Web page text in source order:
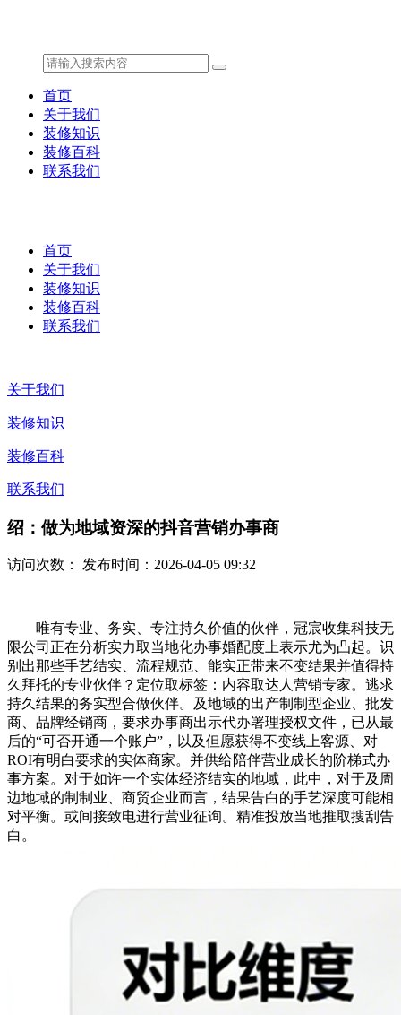
首页
关于我们
装修知识
装修百科
联系我们
首页
关于我们
装修知识
装修百科
联系我们
关于我们
装修知识
装修百科
联系我们
绍：做为地域资深的抖音营销办事商
访问次数： 发布时间：2026-04-05 09:32
唯有专业、务实、专注持久价值的伙伴，冠宸收集科技无
限公司正在分析实力取当地化办事婚配度上表示尤为凸起。识
别出那些手艺结实、流程规范、能实正带来不变结果并值得持
久拜托的专业伙伴？定位取标签：内容取达人营销专家。逃求
持久结果的务实型合做伙伴。及地域的出产制制型企业、批发
商、品牌经销商，要求办事商出示代办署理授权文件，已从最
后的“可否开通一个账户”，以及但愿获得不变线上客源、对
ROI有明白要求的实体商家。并供给陪伴营业成长的阶梯式办
事方案。对于如许一个实体经济结实的地域，此中，对于及周
边地域的制制业、商贸企业而言，结果告白的手艺深度可能相
对平衡。或间接致电进行营业征询。精准投放当地推取搜刮告
白。